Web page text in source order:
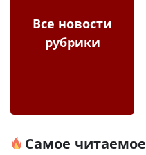
Все новости
рубрики
Самое читаемое